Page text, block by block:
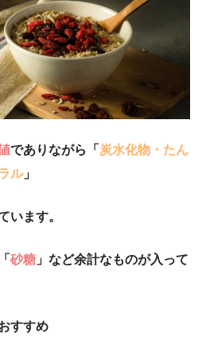
でありながら「 炭水化物・たん
ル」
います。
砂糖 」など余計なものが入って
すすめ